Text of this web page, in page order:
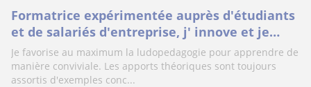
Formatrice expérimentée auprès d'étudiants
et de salariés d'entreprise, j' innove et je
m'adapte au profil de chacun !
Je favorise au maximum la ludopedagogie pour apprendre de
manière conviviale. Les apports théoriques sont toujours
assortis d'exemples conc...